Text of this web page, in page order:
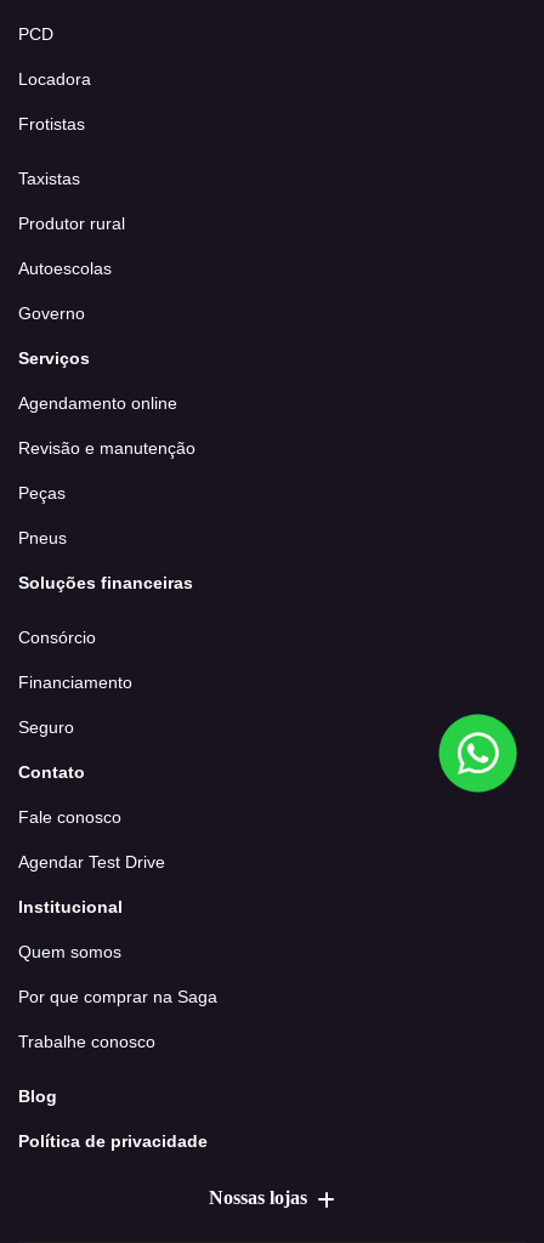
PCD
Locadora
Frotistas
Taxistas
Produtor rural
Autoescolas
Governo
Serviços
Agendamento online
Revisão e manutenção
Peças
Pneus
Soluções financeiras
Consórcio
Financiamento
Seguro
Contato
Fale conosco
Agendar Test Drive
Institucional
Quem somos
Por que comprar na Saga
Trabalhe conosco
Blog
Política de privacidade
Nossas lojas